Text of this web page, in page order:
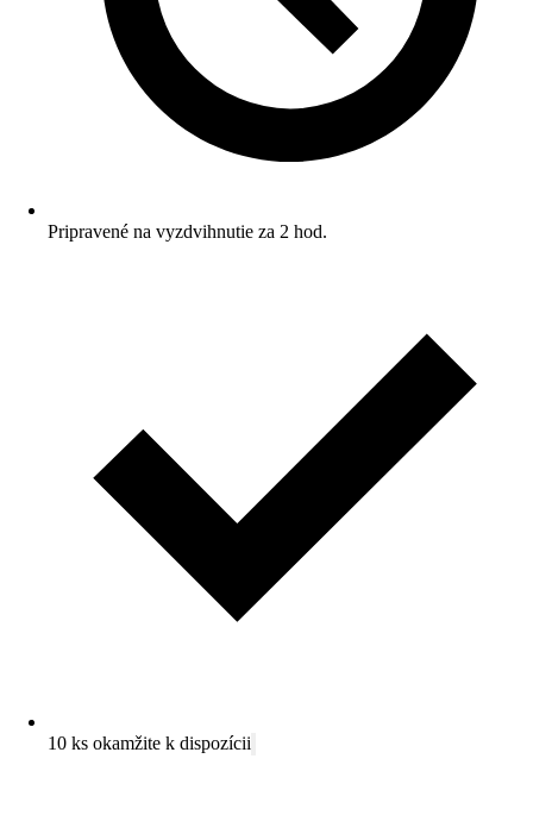
Pripravené na vyzdvihnutie za 2 hod.
10 ks okamžite k dispozícii